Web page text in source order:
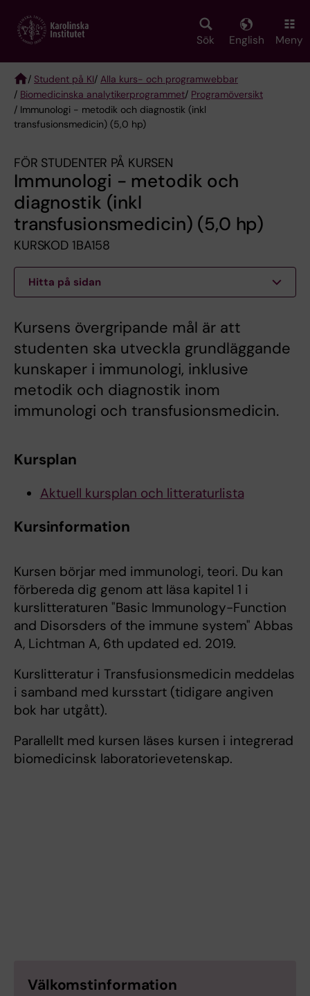
main
Sök English Meny
Breadcrumb
/ Student på KI/ Alla kurs- och programwebbar
/ Biomedicinska analytikerprogrammet/ Programöversikt
/ Immunologi - metodik och diagnostik (inkl
transfusionsmedicin) (5,0 hp)
FÖR STUDENTER PÅ KURSEN
Immunologi - metodik och
diagnostik (inkl
transfusionsmedicin) (5,0 hp)
KURSKOD 1BA158
Hitta på sidan
Kursens övergripande mål är att
studenten ska utveckla grundläggande
kunskaper i immunologi, inklusive
metodik och diagnostik inom
immunologi och transfusionsmedicin.
Kursplan
Aktuell kursplan och litteraturlista
Kursinformation
Kursen börjar med immunologi, teori. Du kan
förbereda dig genom att läsa kapitel 1 i
kurslitteraturen "Basic Immunology-Function
and Disorsders of the immune system" Abbas
A, Lichtman A, 6th updated ed. 2019.
Kurslitteratur i Transfusionsmedicin meddelas
i samband med kursstart (tidigare angiven
bok har utgått).
Parallellt med kursen läses kursen i integrerad
biomedicinsk laboratorievetenskap.
Välkomstinformation